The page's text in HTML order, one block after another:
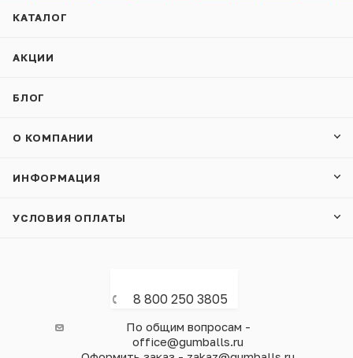
КАТАЛОГ
АКЦИИ
БЛОГ
О КОМПАНИИ
ИНФОРМАЦИЯ
УСЛОВИЯ ОПЛАТЫ
8 800 250 3805
По общим вопросам -
office@gumballs.ru